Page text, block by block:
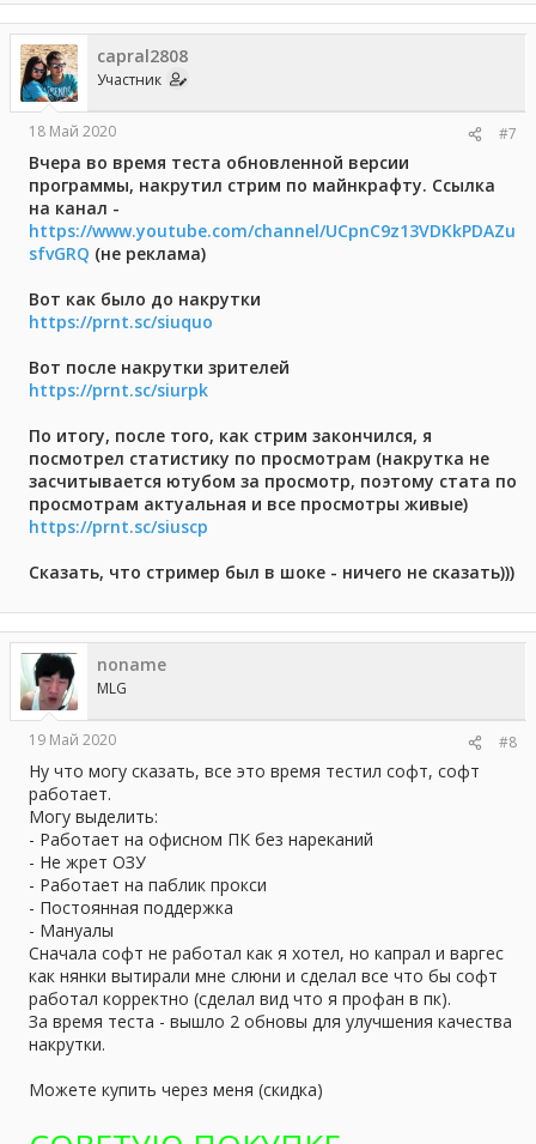
capral2808
Участник
18 Май 2020 #7
Вчера во время теста обновленной версии
программы, накрутил стрим по майнкрафту. Ссылка
на канал -
https://www.youtube.com/channel/UCpnC9z13VDKkPDAZu
sfvGRQ (не реклама)
Вот как было до накрутки
https://prnt.sc/siuquo
Вот после накрутки зрителей
https://prnt.sc/siurpk
По итогу, после того, как стрим закончился, я
посмотрел статистику по просмотрам (накрутка не
засчитывается ютубом за просмотр, поэтому стата по
просмотрам актуальная и все просмотры живые)
https://prnt.sc/siuscp
Сказать, что стример был в шоке - ничего не сказать)))
noname
MLG
19 Май 2020 #8
Ну что могу сказать, все это время тестил софт, софт
работает.
Могу выделить:
- Работает на офисном ПК без нареканий
- Не жрет ОЗУ
- Работает на паблик прокси
- Постоянная поддержка
- Мануалы
Сначала софт не работал как я хотел, но капрал и варгес
как нянки вытирали мне слюни и сделал все что бы софт
работал корректно (сделал вид что я профан в пк).
За время теста - вышло 2 обновы для улучшения качества
накрутки.
Можете купить через меня (скидка)